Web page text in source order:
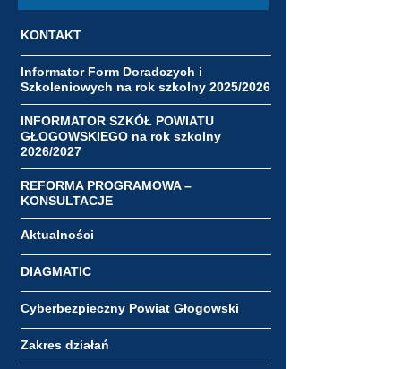
KONTAKT
Informator Form Doradczych i
Szkoleniowych na rok szkolny 2025/2026
INFORMATOR SZKÓŁ POWIATU
GŁOGOWSKIEGO na rok szkolny
2026/2027
REFORMA PROGRAMOWA –
KONSULTACJE
Aktualności
DIAGMATIC
Cyberbezpieczny Powiat Głogowski
Zakres działań